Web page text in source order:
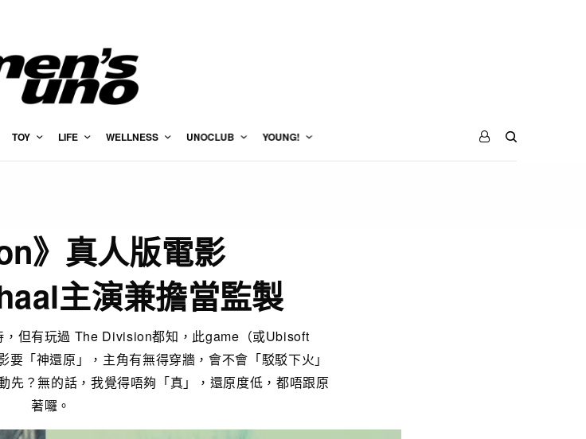
TOY LIFE WELLNESS UNOCLUB YOUNG!
》真人版電影
主演兼擔當監製
但有玩過 The Division都知，此game（或Ubisoft
「神還原」，主角有無得穿牆，會不會「駁駁下火」
先？無的話，我覺得唔夠「真」，還原度低，都唔跟原
著囉。